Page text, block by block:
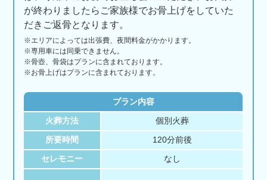
が終わりましたらご家族様でお骨上げをしていた
だきご返骨となります。
※エリアによっては出張費、夜間料金がかかります。
※専用車には同乗できません。
※骨壺、骨袋はプランに含まれております。
※お骨上げはプランに含まれております。
プラン内容
火葬方法 個別火葬
所要時間 120分前後
セレモニー なし